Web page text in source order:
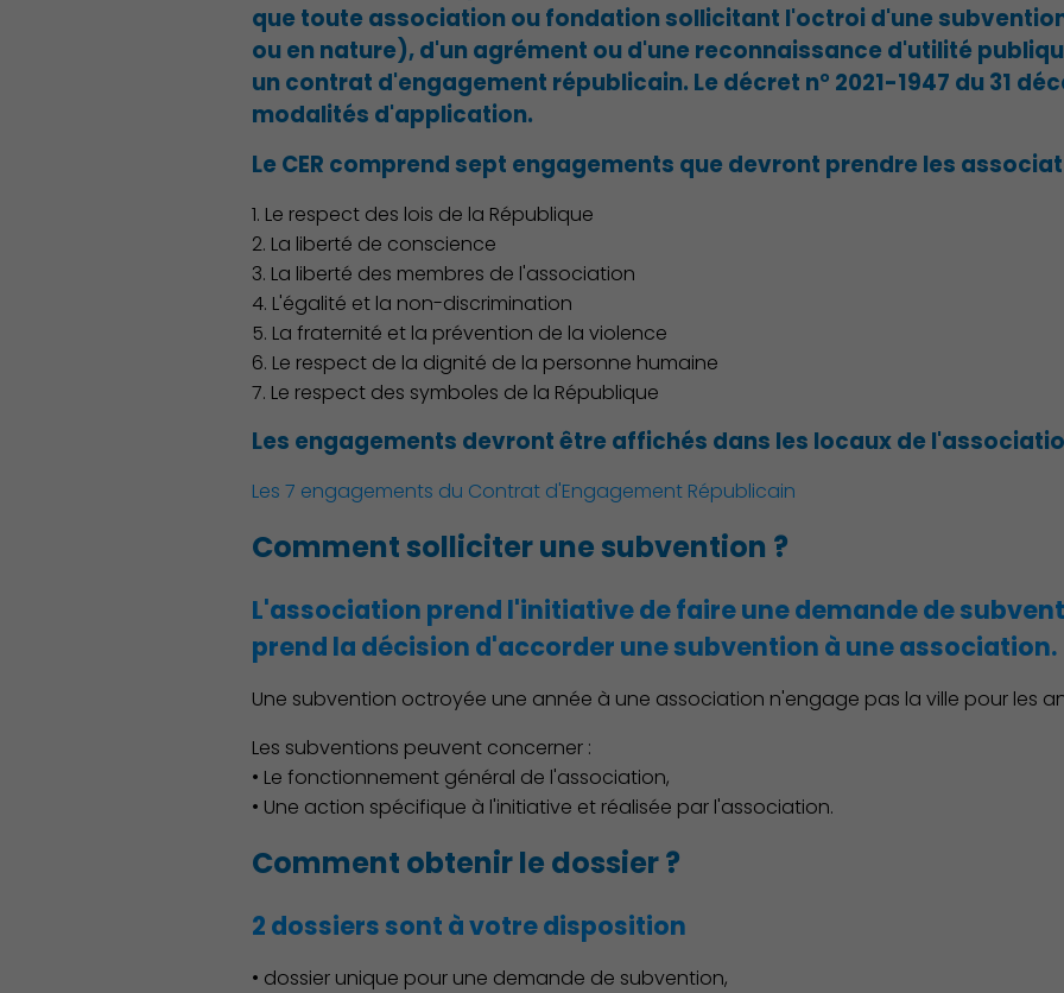
Découvrir Charenton Action Sociale Solidarité
que toute association ou fondation sollicitant l'octroi d'une
ou en nature), d'un agrément ou d'une reconnaissance d'utilité
un contrat d'engagement républicain. Le décret n° 2021-1947 du 31
modalités d'application.
Le CER comprend sept engagements que devront prendre les
1. Le respect des lois de la République
2. La liberté de conscience
3. La liberté des membres de l'association
4. L'égalité et la non-discrimination
5. La fraternité et la prévention de la violence
6. Le respect de la dignité de la personne humaine
7. Le respect des symboles de la République
Les engagements devront être affichés dans les locaux de
Les 7 engagements du Contrat d'Engagement Républicain
Comment solliciter une subvention ?
L'association prend l'initiative de faire une demande de
prend la décision d'accorder une subvention à une association.
Une subvention octroyée une année à une association n'engage pas la ville pour les
Les subventions peuvent concerner :
• Le fonctionnement général de l'association,
• Une action spécifique à l'initiative et réalisée par l'association.
Comment obtenir le dossier ?
2 dossiers sont à votre disposition
• dossier unique pour une demande de subvention,